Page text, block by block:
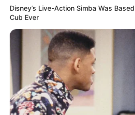
Disney’s Live-Action Simba Was
Cub Ever